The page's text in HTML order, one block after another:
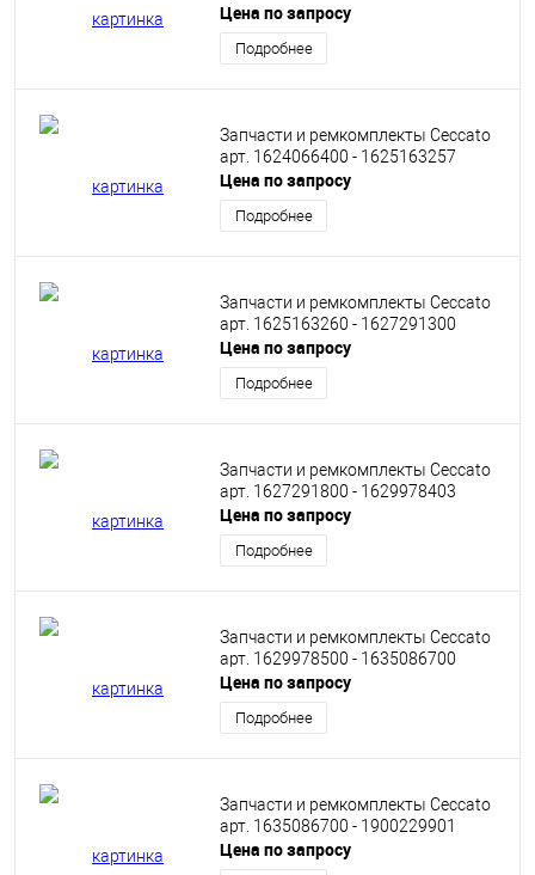
Цена по запросу
Подробнее
Запчасти и ремкомплекты Ceccato
арт. 1624066400 - 1625163257
Цена по запросу
Подробнее
Запчасти и ремкомплекты Ceccato
арт. 1625163260 - 1627291300
Цена по запросу
Подробнее
Запчасти и ремкомплекты Ceccato
арт. 1627291800 - 1629978403
Цена по запросу
Подробнее
Запчасти и ремкомплекты Ceccato
арт. 1629978500 - 1635086700
Цена по запросу
Подробнее
Запчасти и ремкомплекты Ceccato
арт. 1635086700 - 1900229901
Цена по запросу